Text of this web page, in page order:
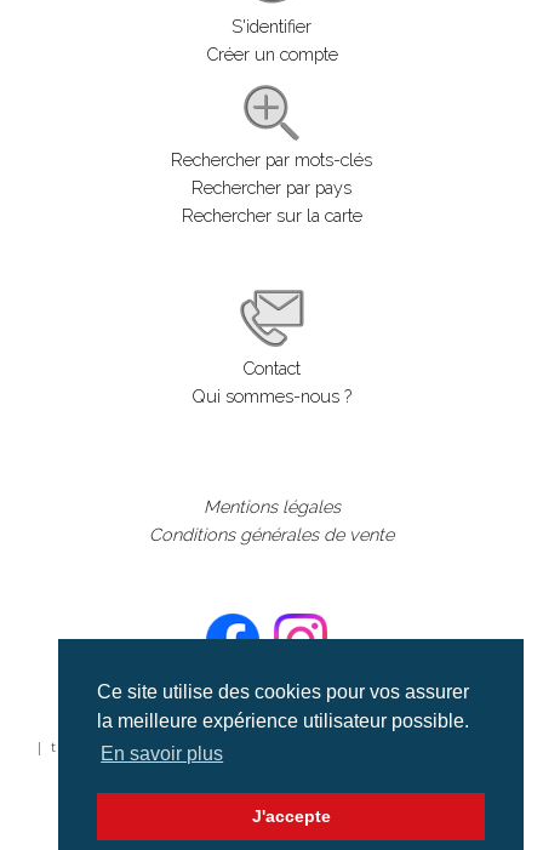
Ce site utilise des cookies pour vos assurer
la meilleure expérience utilisateur possible.
En savoir plus
J'accepte
S'identifier
Créer un compte
Rechercher par mots-clés
Rechercher par pays
Rechercher sur la carte
Contact
Qui sommes-nous ?
Mentions légales
Conditions générales de vente
©aerialcollection marque déposée 2024
| tous droits réservés | aerialcollection.fr banque d'images
aériennes et documentaires video et cinéma |